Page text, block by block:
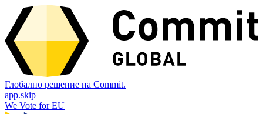
Глобално решение на Commit.
app.skip
We Vote for EU